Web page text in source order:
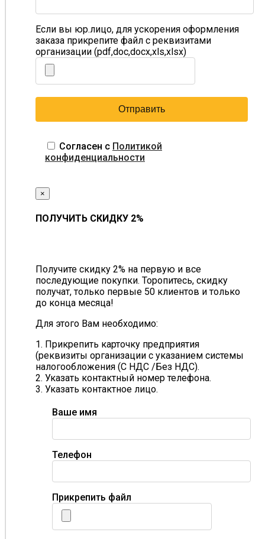
Если вы юр.лицо, для ускорения оформления
заказа прикрепите файл с реквизитами
организации (pdf,doc,docx,xls,xlsx)
Согласен с Политикой
конфиденциальности
×
ПОЛУЧИТЬ СКИДКУ 2%
Получите скидку 2% на первую и все
последующие покупки. Торопитесь, скидку
получат, только первые 50 клиентов и только
до конца месяца!
Для этого Вам необходимо:
1. Прикрепить карточку предприятия
(реквизиты организации с указанием системы
налогообложения (С НДС /Без НДС).
2. Указать контактный номер телефона.
3. Указать контактное лицо.
Ваше имя
Телефон
Прикрепить файл